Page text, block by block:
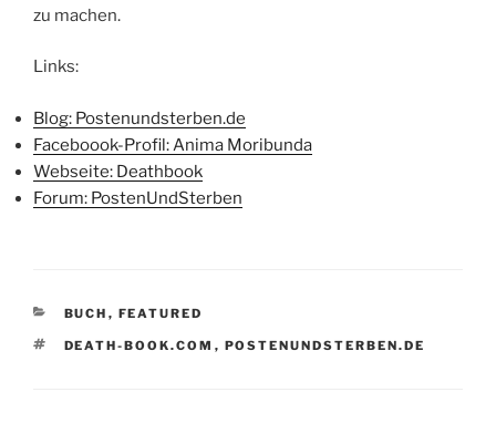
zu machen.
Links:
Blog: Postenundsterben.de
Faceboook-Profil: Anima Moribunda
Webseite: Deathbook
Forum: PostenUndSterben
KATEGORIEN
BUCH , FEATURED
SCHLAGWÖRTER
DEATH-BOOK.COM , POSTENUNDSTERBEN.DE